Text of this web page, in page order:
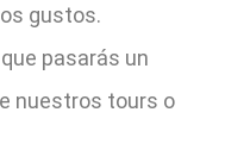
gustos.
pasarás un
nuestros tours o